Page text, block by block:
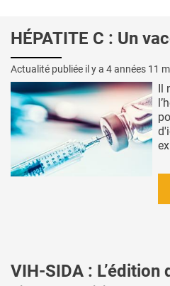
HÉPATITE C : Un
Actualité publiée il y a 4 années 11
Il
VIH-SIDA :